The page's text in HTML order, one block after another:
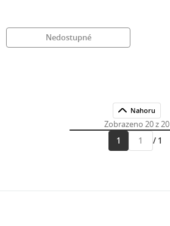
Nedostupné
Nahoru
Zobrazeno 20 z 20
1
Přejít
/ 1